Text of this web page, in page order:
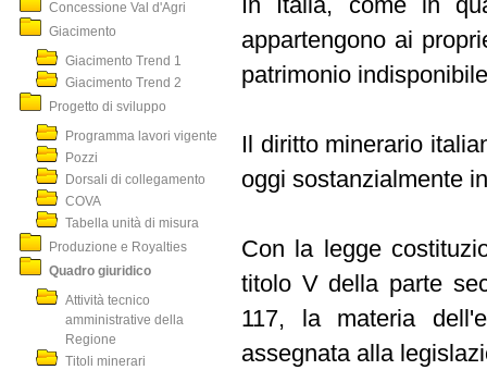
Concessione Val d'Agri
Giacimento
Giacimento Trend 1
Giacimento Trend 2
Progetto di sviluppo
Programma lavori vigente
Pozzi
Dorsali di collegamento
COVA
Tabella unità di misura
Produzione e Royalties
Quadro giuridico
Attività tecnico
amministrative della
Regione
Titoli minerari
In Italia, come in
appartengono ai
patrimonio
Il diritto minerario
oggi sostanzialmente
Con la legge
titolo V della parte
117, la materia
assegnata alla